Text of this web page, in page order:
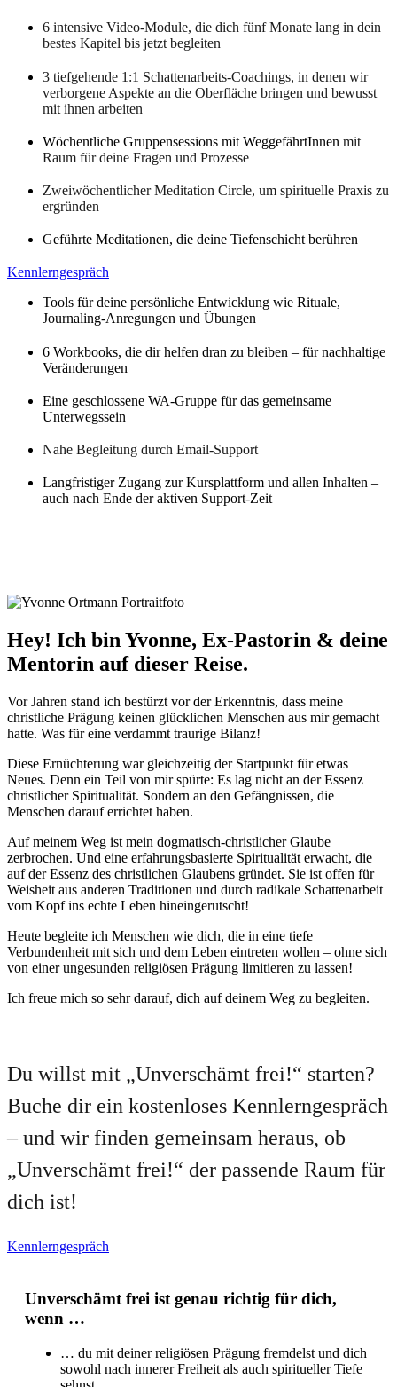
6 intensive Video-Module, die dich fünf Monate lang in dein
bestes Kapitel bis jetzt begleiten
3 tiefgehende 1:1 Schattenarbeits-Coachings, in denen wir
verborgene Aspekte an die Oberfläche bringen und bewusst
mit ihnen arbeiten
Wöchentliche Gruppensessions mit WeggefährtInnen mit
Raum für deine Fragen und Prozesse
Zweiwöchentlicher Meditation Circle, um spirituelle Praxis zu
ergründen
Geführte Meditationen, die deine Tiefenschicht berühren
Kennlerngespräch
Tools für deine persönliche Entwicklung wie Rituale,
Journaling-Anregungen und Übungen
6 Workbooks, die dir helfen dran zu bleiben – für nachhaltige
Veränderungen
Eine geschlossene WA-Gruppe für das gemeinsame
Unterwegssein
Nahe Begleitung durch Email-Support
Langfristiger Zugang zur Kursplattform und allen Inhalten –
auch nach Ende der aktiven Support-Zeit
Hey! Ich bin Yvonne, Ex-Pastorin & deine
Mentorin auf dieser Reise.
Vor Jahren stand ich bestürzt vor der Erkenntnis, dass meine
christliche Prägung keinen glücklichen Menschen aus mir gemacht
hatte. Was für eine verdammt traurige Bilanz!
Diese Ernüchterung war gleichzeitig der Startpunkt für etwas
Neues. Denn ein Teil von mir spürte: Es lag nicht an der Essenz
christlicher Spiritualität. Sondern an den Gefängnissen, die
Menschen darauf errichtet haben.
Auf meinem Weg ist mein dogmatisch-christlicher Glaube
zerbrochen. Und eine erfahrungsbasierte Spiritualität erwacht, die
auf der Essenz des christlichen Glaubens gründet. Sie ist offen für
Weisheit aus anderen Traditionen und durch radikale Schattenarbeit
vom Kopf ins echte Leben hineingerutscht!
Heute begleite ich Menschen wie dich, die in eine tiefe
Verbundenheit mit sich und dem Leben eintreten wollen – ohne sich
von einer ungesunden religiösen Prägung limitieren zu lassen!
Ich freue mich so sehr darauf, dich auf deinem Weg zu begleiten.
Du willst mit „Unverschämt frei!“ starten?
Buche dir ein kostenloses Kennlerngespräch
– und wir finden gemeinsam heraus, ob
„Unverschämt frei!“ der passende Raum für
dich ist!
Kennlerngespräch
Unverschämt frei ist genau richtig für dich,
wenn …
… du mit deiner religiösen Prägung fremdelst und dich
sowohl nach innerer Freiheit als auch spiritueller Tiefe